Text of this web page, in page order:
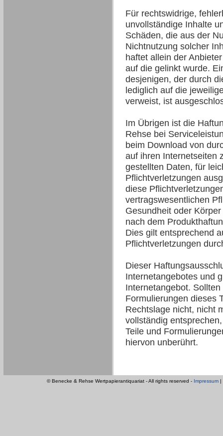
Für rechtswidrige,
unvollständige Inhalte
Schäden, die aus der
Nichtnutzung solcher
haftet allein der
auf die gelinkt wurde.
desjenigen, der durch
lediglich auf die
verweist, ist
Im Übrigen ist die
Rehse bei
beim Download von
auf ihren Internetseiten
gestellten Daten, für
Pflichtverletzungen
diese
vertragswesentlichen
Gesundheit oder
nach dem
Dies gilt entsprechend
Pflichtverletzungen
Dieser
Internetangebotes und
Internetangebot.
Formulierungen dieses
Rechtslage nicht, nicht
vollständig
Teile und
hiervon unberührt.
© Benecke & Rehse Wertpapierantiquariat - All rights reserved - Impressum |